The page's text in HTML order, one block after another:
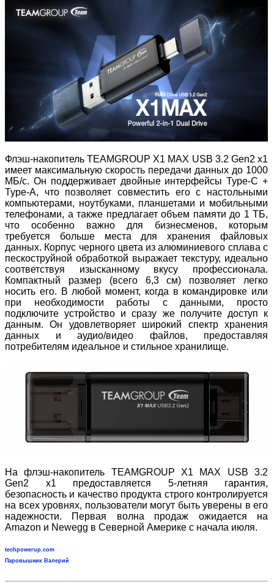
Флэш-накопитель TEAMGROUP X1 MAX USB 3.2 Gen2 x1
имеет максимальную скорость передачи данных до 1000
МБ/с. Он поддерживает двойные интерфейсы Type-C +
Type-A, что позволяет совместить его с настольными
компьютерами, ноутбуками, планшетами и мобильными
телефонами, а также предлагает объем памяти до 1 ТБ,
что особенно важно для бизнесменов, которым
требуется больше места для хранения файловых
данных. Корпус черного цвета из алюминиевого сплава с
пескоструйной обработкой выражает текстуру, идеально
соответствуя изысканному вкусу профессионала.
Компактный размер (всего 6,3 см) позволяет легко
носить его. В любой момент, когда в командировке или
при необходимости работы с данными, просто
подключите устройство и сразу же получите доступ к
данным. Он удовлетворяет широкий спектр хранения
данных и аудио/видео файлов, предоставляя
потребителям идеальное и стильное хранилище.
На флэш-накопитель TEAMGROUP X1 MAX USB 3.2
Gen2 x1 предоставляется 5-летняя гарантия,
безопасность и качество продукта строго контролируется
на всех уровнях, пользователи могут быть уверены в его
надежности. Первая волна продаж ожидается на
Amazon и Newegg в Северной Америке с начала июля.
techpowerup.com
Паровышник Валерий